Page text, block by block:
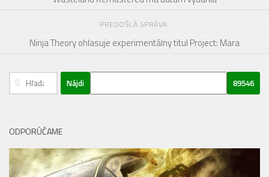
PREDOŠLÁ SPRÁVA
Ninja Theory ohlasuje experimentálny titul Project: Mara
Hľadať:
ODPORÚČAME